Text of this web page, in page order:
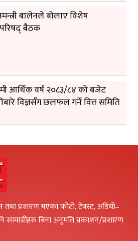
बालेनले बोलाए विशेष
बैठक
आर्थिक वर्ष २०८३/८४ को बजेट
विज्ञसँग छलफल गर्ने वित्त समिति
तथा प्रशारण भएका फोटो, टेक्स्ट, अडियो–
बिना अनुमति प्रकाशन/प्रशारण